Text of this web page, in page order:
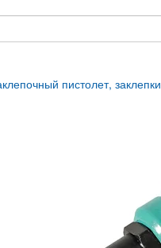
пистолет, заклепки